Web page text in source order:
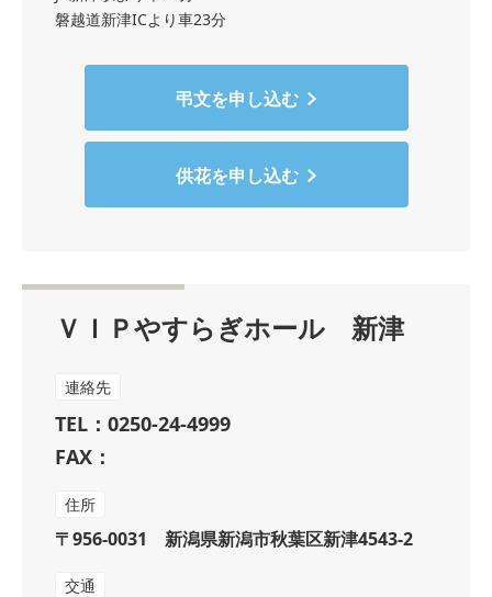
磐越道新津ICより車23分
弔文を申し込む
供花を申し込む
ＶＩＰやすらぎホール 新津
連絡先
TEL：0250-24-4999
FAX：
住所
〒956-0031 新潟県新潟市秋葉区新津4543-2
交通